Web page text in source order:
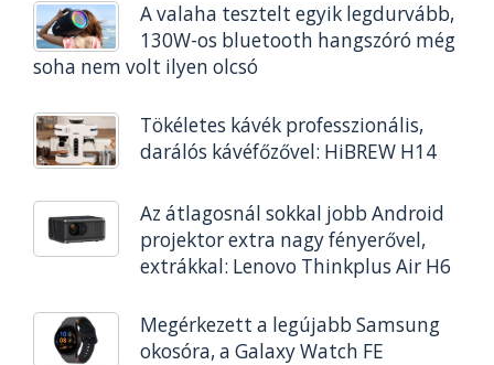
A valaha tesztelt egyik legdurvább,
130W-os bluetooth hangszóró még
soha nem volt ilyen olcsó
Tökéletes kávék professzionális,
darálós kávéfőzővel: HiBREW H14
Az átlagosnál sokkal jobb Android
projektor extra nagy fényerővel,
extrákkal: Lenovo Thinkplus Air H6
Megérkezett a legújabb Samsung
okosóra, a Galaxy Watch FE